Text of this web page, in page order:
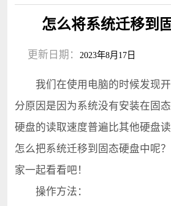
怎么将系统迁移到
更新日期： 2023年8月17日
我们在使用电脑的时候发现开
分原因是因为系统没有安装在固
硬盘的读取速度普遍比其他硬盘
怎么把系统迁移到固态硬盘中呢
家一起看看吧！
操作方法：